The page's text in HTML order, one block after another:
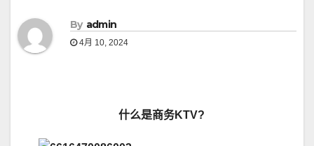
By admin
4月 10, 2024
什么是商务KTV?